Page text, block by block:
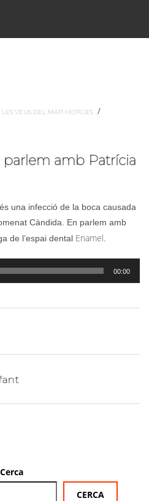
LES VEUS DEL MATÍ NOTÍCIES /
parlem amb Patrícia
una infecció de la boca causada
Càndida. En parlem amb
de l’espai dental Enamel
00:00
Cerca
CERCA